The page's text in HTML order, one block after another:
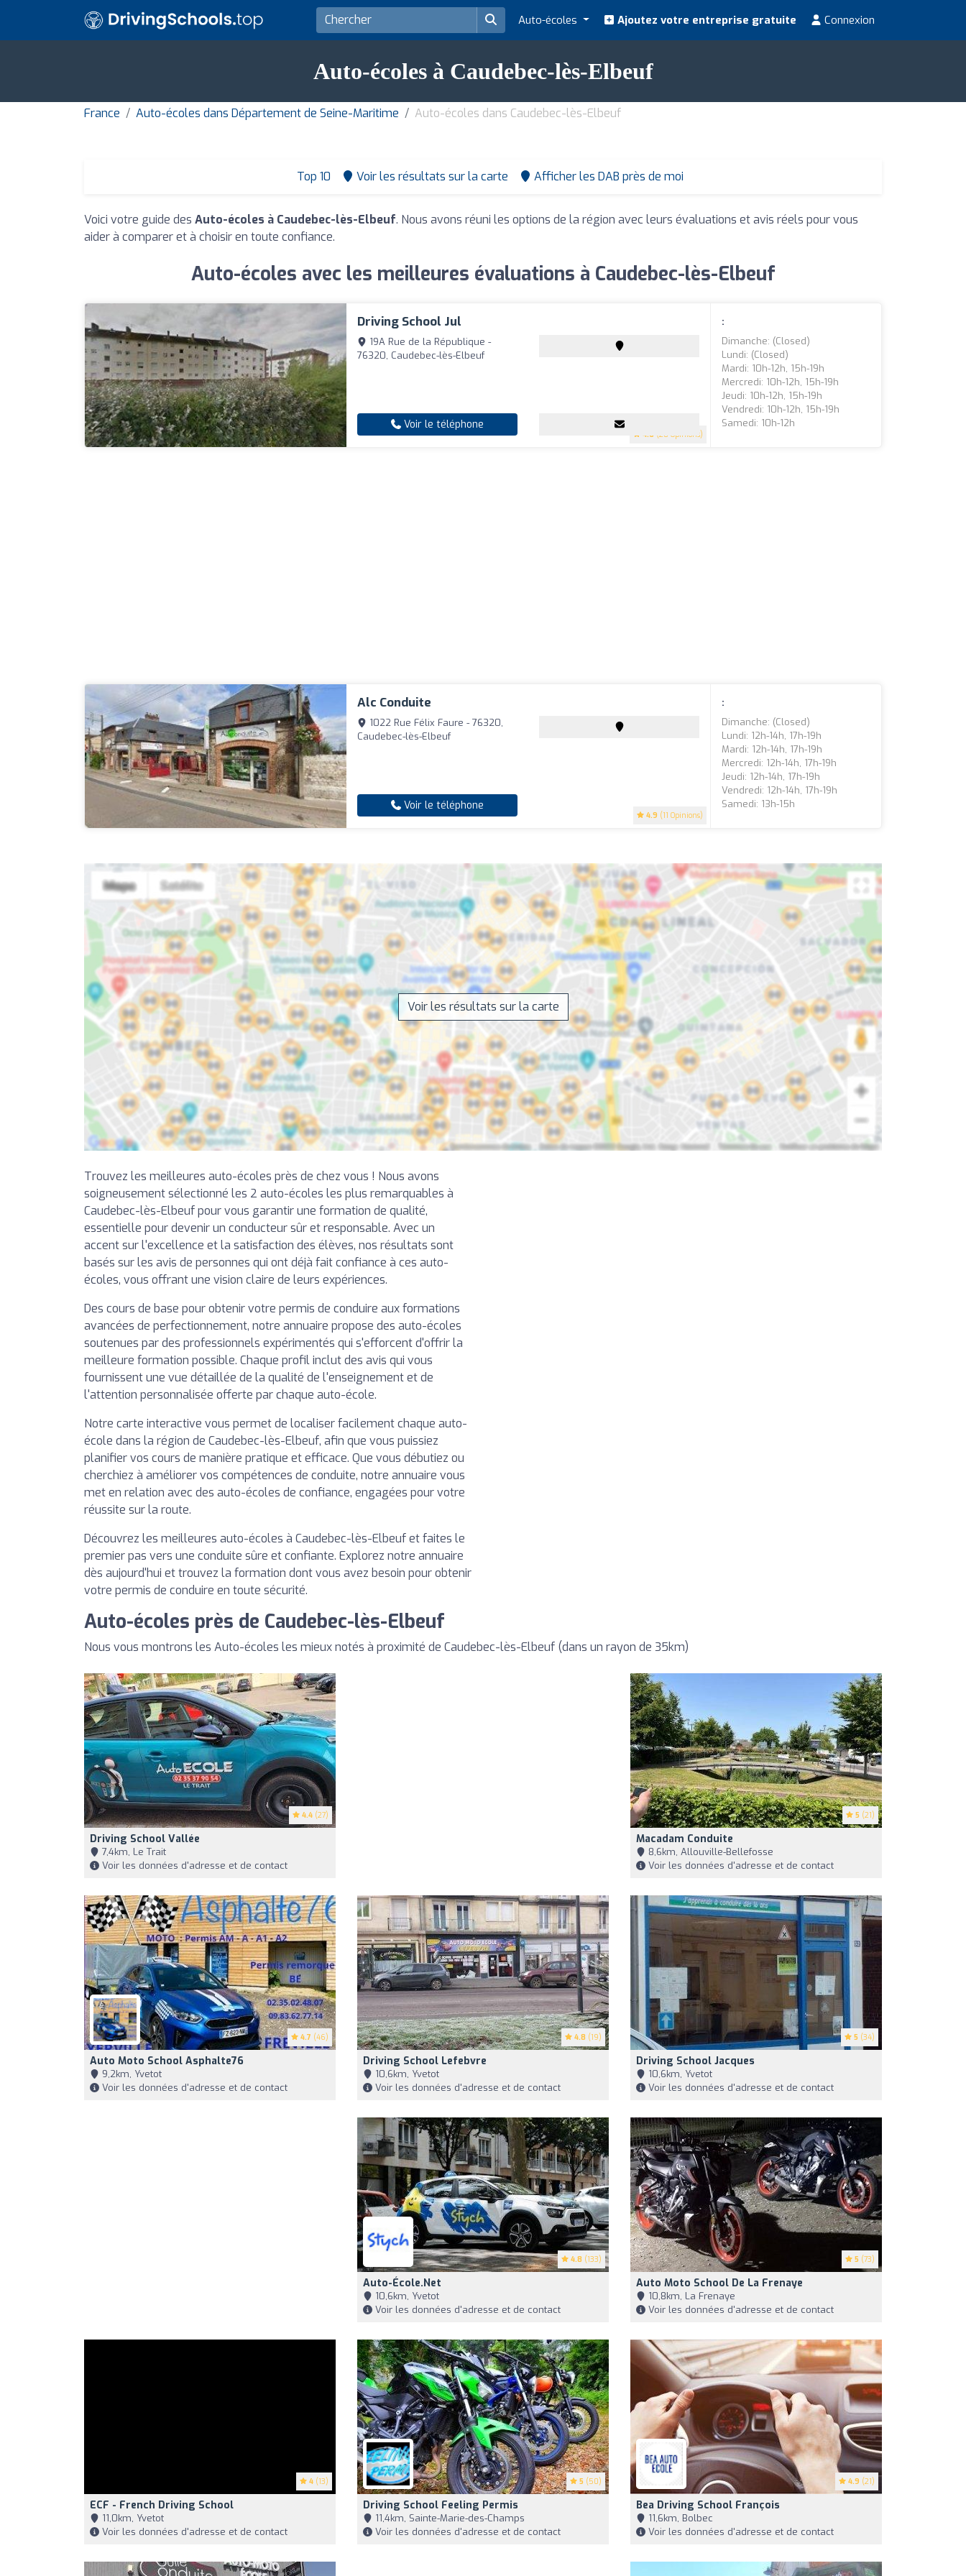
Auto-écoles Ajoutez votre entreprise gratuite Connexion
Auto-écoles à Caudebec-lès-Elbeuf
France Auto-écoles dans Département de Seine-Maritime Auto-écoles dans Caudebec-lès-Elbeuf
Top 10 Voir les résultats sur la carte Afficher les DAB près de moi
Voici votre guide des Auto-écoles à Caudebec-lès-Elbeuf. Nous avons réuni les options de la région avec leurs évaluations et avis réels pour vous
aider à comparer et à choisir en toute confiance.
Auto-écoles avec les meilleures évaluations à Caudebec-lès-Elbeuf
Driving School Jul
4.6 (28 Opinions)
19A Rue de la République -
76320, Caudebec-lès-Elbeuf
Voir le téléphone
:
Dimanche: (closed)
Lundi: (closed)
Mardi: 10h-12h, 15h-19h
Mercredi: 10h-12h, 15h-19h
Jeudi: 10h-12h, 15h-19h
Vendredi: 10h-12h, 15h-19h
Samedi: 10h-12h
Alc Conduite
4.9 (11 Opinions)
1022 Rue Félix Faure - 76320,
Caudebec-lès-Elbeuf
Voir le téléphone
:
Dimanche: (closed)
Lundi: 12h-14h, 17h-19h
Mardi: 12h-14h, 17h-19h
Mercredi: 12h-14h, 17h-19h
Jeudi: 12h-14h, 17h-19h
Vendredi: 12h-14h, 17h-19h
Samedi: 13h-15h
Voir les résultats sur la carte
Trouvez les meilleures auto-écoles près de chez vous ! Nous avons
soigneusement sélectionné les 2 auto-écoles les plus remarquables à
Caudebec-lès-Elbeuf pour vous garantir une formation de qualité,
essentielle pour devenir un conducteur sûr et responsable. Avec un
accent sur l'excellence et la satisfaction des élèves, nos résultats sont
basés sur les avis de personnes qui ont déjà fait confiance à ces auto-
écoles, vous offrant une vision claire de leurs expériences.
Des cours de base pour obtenir votre permis de conduire aux formations
avancées de perfectionnement, notre annuaire propose des auto-écoles
soutenues par des professionnels expérimentés qui s'efforcent d'offrir la
meilleure formation possible. Chaque profil inclut des avis qui vous
fournissent une vue détaillée de la qualité de l'enseignement et de
l'attention personnalisée offerte par chaque auto-école.
Notre carte interactive vous permet de localiser facilement chaque auto-
école dans la région de Caudebec-lès-Elbeuf, afin que vous puissiez
planifier vos cours de manière pratique et efficace. Que vous débutiez ou
cherchiez à améliorer vos compétences de conduite, notre annuaire vous
met en relation avec des auto-écoles de confiance, engagées pour votre
réussite sur la route.
Découvrez les meilleures auto-écoles à Caudebec-lès-Elbeuf et faites le
premier pas vers une conduite sûre et confiante. Explorez notre annuaire
dès aujourd'hui et trouvez la formation dont vous avez besoin pour obtenir
votre permis de conduire en toute sécurité.
Auto-écoles près de Caudebec-lès-Elbeuf
Nous vous montrons les Auto-écoles les mieux notés à proximité de Caudebec-lès-Elbeuf (dans un rayon de 35km)
4.4 (27)
Driving School Vallée
7,4km, Le Trait
Voir les données d'adresse et de contact
5 (21)
Macadam Conduite
8,6km, Allouville-Bellefosse
Voir les données d'adresse et de contact
4.7 (46)
Auto Moto School Asphalte76
9,2km, Yvetot
Voir les données d'adresse et de contact
4.8 (19)
Driving School Lefebvre
10,6km, Yvetot
Voir les données d'adresse et de contact
5 (34)
Driving School Jacques
10,6km, Yvetot
Voir les données d'adresse et de contact
4.8 (133)
Auto-École.net
10,6km, Yvetot
Voir les données d'adresse et de contact
5 (73)
Auto Moto School De La Frenaye
10,8km, La Frenaye
Voir les données d'adresse et de contact
4 (13)
ECF - French Driving School
11,0km, Yvetot
Voir les données d'adresse et de contact
5 (50)
Driving School Feeling Permis
11,4km, Sainte-Marie-des-Champs
Voir les données d'adresse et de contact
4.9 (21)
Bea Driving School François
11,6km, Bolbec
Voir les données d'adresse et de contact